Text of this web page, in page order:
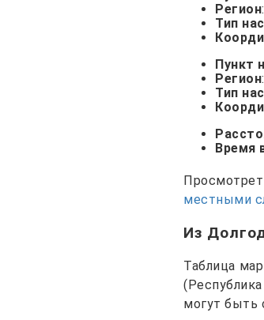
Регион
Тип
Пункт
Регион
Тип
Время
местными
Из
Таблица
могут быть